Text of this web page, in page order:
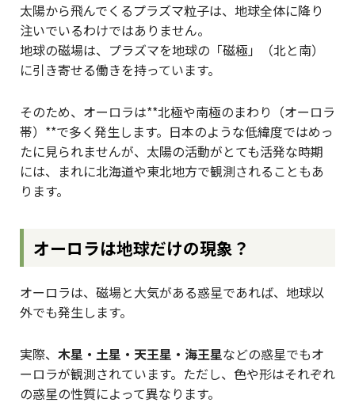
太陽から飛んでくるプラズマ粒子は、地球全体に降り
注いでいるわけではありません。
地球の磁場は、プラズマを地球の「磁極」（北と南）
に引き寄せる働きを持っています。
そのため、オーロラは**北極や南極のまわり（オーロラ
帯）**で多く発生します。日本のような低緯度ではめっ
たに見られませんが、太陽の活動がとても活発な時期
には、まれに北海道や東北地方で観測されることもあ
ります。
オーロラは地球だけの現象？
オーロラは、磁場と大気がある惑星であれば、地球以
外でも発生します。
実際、 木星・土星・天王星・海王星などの惑星でもオ
ーロラが観測されています。ただし、色や形はそれぞれ
の惑星の性質によって異なります。